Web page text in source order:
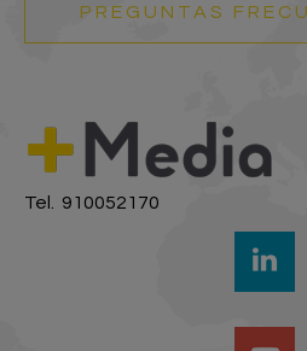
PREGUNTAS
Tel. 910052170